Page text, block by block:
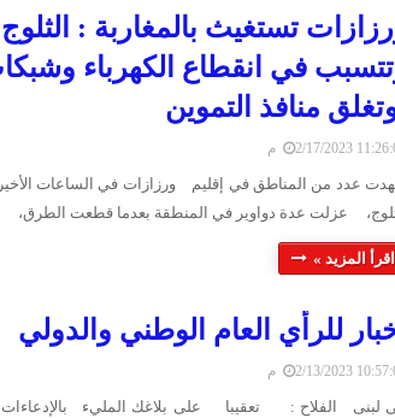
تستغيث بالمغاربة :
في انقطاع الكهرباء
منافذ التموين
2023 11:26:00 م
عدد من المناطق في إقليم ورزازات في الساعات
عزلت عدة دواوير في المنطقة بعدما قطعت
اقرأ المزيد »
للرأي العام الوطني والدولي
2023 10:57:00 م
لبنى الفلاح : تعقيبا على بلاغك المليء